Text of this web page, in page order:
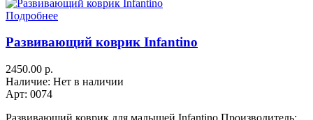
Подробнее
Развивающий коврик Infantino
2450.00 р.
Наличие: Нет в наличии
Арт: 0074
Развивающий коврик для малышей Infantino Производитель: